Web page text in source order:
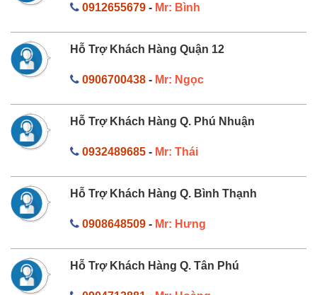
0912655679- Mr: Bình
Hỗ Trợ Khách Hàng Quận 12
0906700438- Mr: Ngọc
Hỗ Trợ Khách Hàng Q. Phú Nhuận
0932489685- Mr: Thái
Hỗ Trợ Khách Hàng Q. Bình Thạnh
0908648509- Mr: Hưng
Hỗ Trợ Khách Hàng Q. Tân Phú